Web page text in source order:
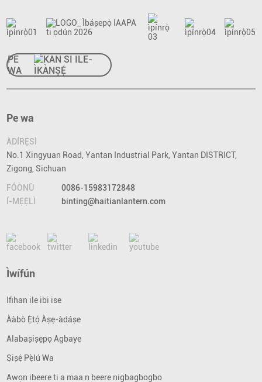
PE
WA
Pe wa
ÀDÍRẸ́SÌ
No.1 Xingyuan Road, Yantan Industrial Park, Yantan DISTRICT,
Zigong, Sichuan
FÓÒNÙ
0086-15983172848
Í-MẸ́Ẹ̀LÌ
binting@haitianlantern.com
Ìwífún
Ifihan ile ibi ise
Ààbò Ẹ̀tọ́ Àṣẹ-àdáṣe
Alabaṣiṣẹpọ Agbaye
Ṣiṣẹ́ Pẹ̀lú Wa
Awọn ibeere ti a maa n beere nigbagbogbo